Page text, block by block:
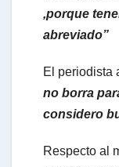
,porque
abreviado”
El periodista
no borra
considero
Respecto al